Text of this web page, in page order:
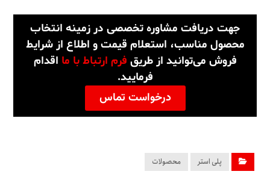
جهت دریافت مشاوره تخصصی در زمینه انتخاب
محصول مناسب، استعلام قیمت و اطلاع از شرایط
فروش می‌توانید از طریق فرم ارتباط با ما اقدام
فرمایید.
درخواست تماس
پلی استر محصولات